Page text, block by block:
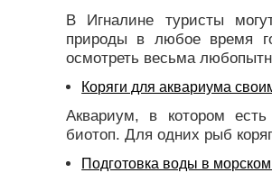
В Игналине туристы
природы в любое время
осмотреть весьма
Коряги для аквариума
Аквариум, в котором есть
биотоп. Для одних рыб
Подготовка воды в